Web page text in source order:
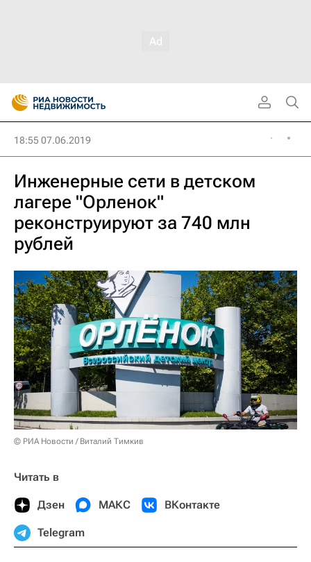
18:55 07.06.2019
Инженерные сети в детском
лагере "Орленок"
реконструируют за 740 млн
рублей
© РИА Новости / Виталий Тимкив
Читать в
Дзен МАКС ВКонтакте
Telegram